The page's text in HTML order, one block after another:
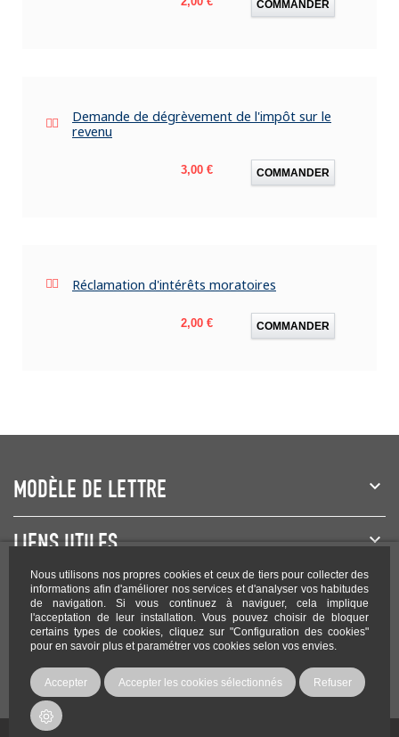
Nous utilisons nos propres cookies et ceux de tiers pour collecter des
informations afin d'améliorer nos services et d'analyser vos habitudes
de navigation. Si vous continuez à naviguer, cela implique
l'acceptation de leur installation. Vous pouvez choisir de bloquer
certains types de cookies, cliquez sur "Configuration des cookies"
pour en savoir plus et paramétrer vos cookies selon vos envies.
Accepter Accepter les cookies sélectionnés Refuser
COMMANDER
Demande de dégrèvement de l'impôt sur le
revenu
Prix
3,00 € COMMANDER
Réclamation d'intérêts moratoires
Prix
2,00 € COMMANDER
MODÈLE DE LETTRE
LIENS UTILES
NEWSLETTER